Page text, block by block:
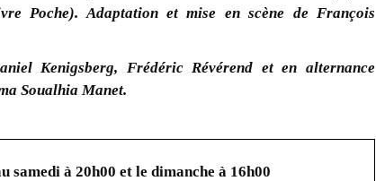
Poche). Adaptation et mise en scène de François
Kenigsberg, Frédéric Révérend et en alternance
Soualhia Manet.
samedi à 20h00 et le dimanche à 16h00